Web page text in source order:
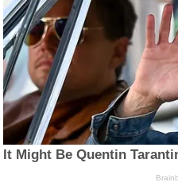
It Might Be Quentin